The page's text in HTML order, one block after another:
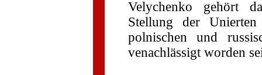
Velychenko gehört
Stellung der
polnischen und
venachlässigt worden